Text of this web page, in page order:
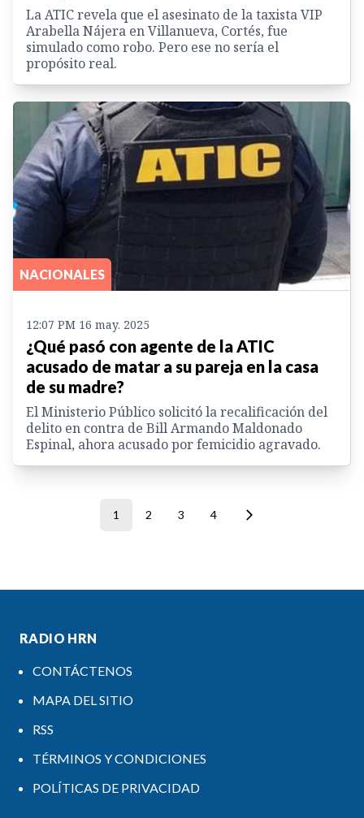
La ATIC revela que el asesinato de la taxista VIP
Arabella Nájera en Villanueva, Cortés, fue
simulado como robo. Pero ese no sería el
propósito real.
NACIONALES
12:07 PM 16 may. 2025
¿Qué pasó con agente de la ATIC
acusado de matar a su pareja en la casa
de su madre?
El Ministerio Público solicitó la recalificación del
delito en contra de Bill Armando Maldonado
Espinal, ahora acusado por femicidio agravado.
1 2 3 4
RADIO HRN
CONTÁCTENOS
MAPA DEL SITIO
RSS
TÉRMINOS Y CONDICIONES
POLÍTICAS DE PRIVACIDAD